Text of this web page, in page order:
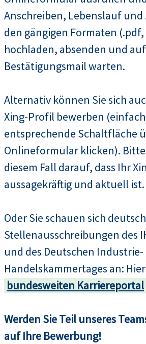
Anschreiben, Lebenslauf und
den gängigen Formaten (.pdf,
hochladen, absenden und
Bestätigungsmail warten.
Alternativ können Sie sich
Xing-Profil bewerben
entsprechende Schaltfläche
Onlineformular klicken). Bitte
diesem Fall darauf, dass Ihr
aussagekräftig und aktuell ist.
Oder Sie schauen sich
Stellenausschreibungen des
und des Deutschen
Handelskammertages an:
bundesweiten Karriereportal
Werden Sie Teil unseres
auf Ihre Bewerbung!